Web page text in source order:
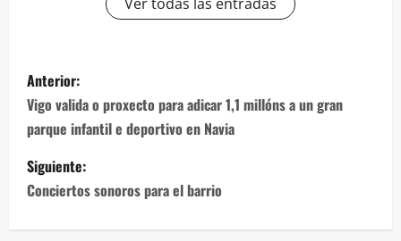
Navegación
de
entradas
Anterior:
Vigo valida o proxecto para adicar 1,1 millóns a un gran
parque infantil e deportivo en Navia
Siguiente:
Conciertos sonoros para el barrio